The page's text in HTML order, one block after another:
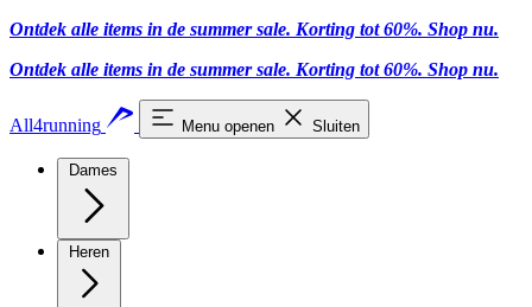
Ontdek alle items in de summer sale. Korting tot 60%. Shop nu.
Ontdek alle items in de summer sale. Korting tot 60%. Shop nu.
All4running Menu openen Sluiten
Dames
Heren